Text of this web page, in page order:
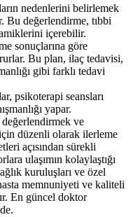
nedenlerini belirlemek
Bu değerlendirme, tıbbi
içerebilir.
sonuçlarına göre
Bu plan, ilaç tedavisi,
gibi farklı tedavi
psikoterapi seansları
yapar.
ve
düzenli olarak ilerleme
açısından sürekli
ulaşımın kolaylaştığı
kuruluşları ve özel
memnuniyeti ve kaliteli
En güncel doktor